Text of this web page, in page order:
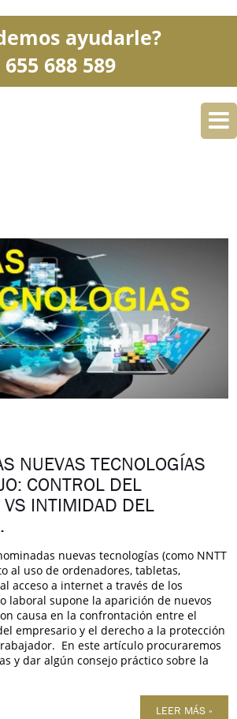
ayudarle?
655 688 589
BLOG CONTACTO
NUEVAS TECNOLOGÍAS
CONTROL DEL
VS INTIMIDAD DEL
nuevas tecnologías (como NNTT
al uso de ordenadores, tabletas,
acceso a internet a través de los
laboral supone la aparición de nuevos
causa en la confrontación entre el
empresario y el derecho a la protección
En este artículo procuraremos
y dar algún consejo práctico sobre la
LEER MÁS »